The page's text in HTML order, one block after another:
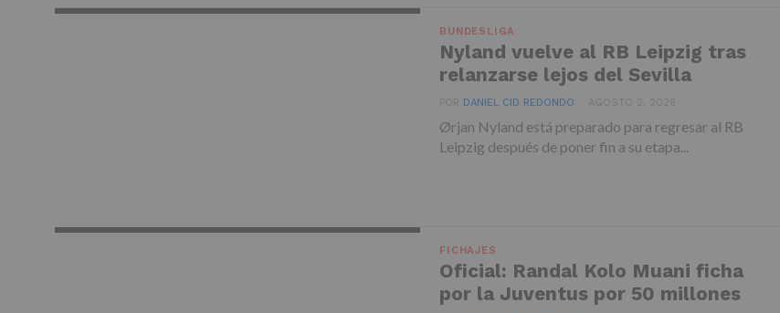
BUNDESLIGA
Nyland vuelve al RB Leipzig tras
relanzarse lejos del Sevilla
POR DANIEL CID REDONDO AGOSTO 2, 2026
Ørjan Nyland está preparado para regresar al RB
Leipzig después de poner fin a su etapa...
FICHAJES
Oficial: Randal Kolo Muani ficha
por la Juventus por 50 millones